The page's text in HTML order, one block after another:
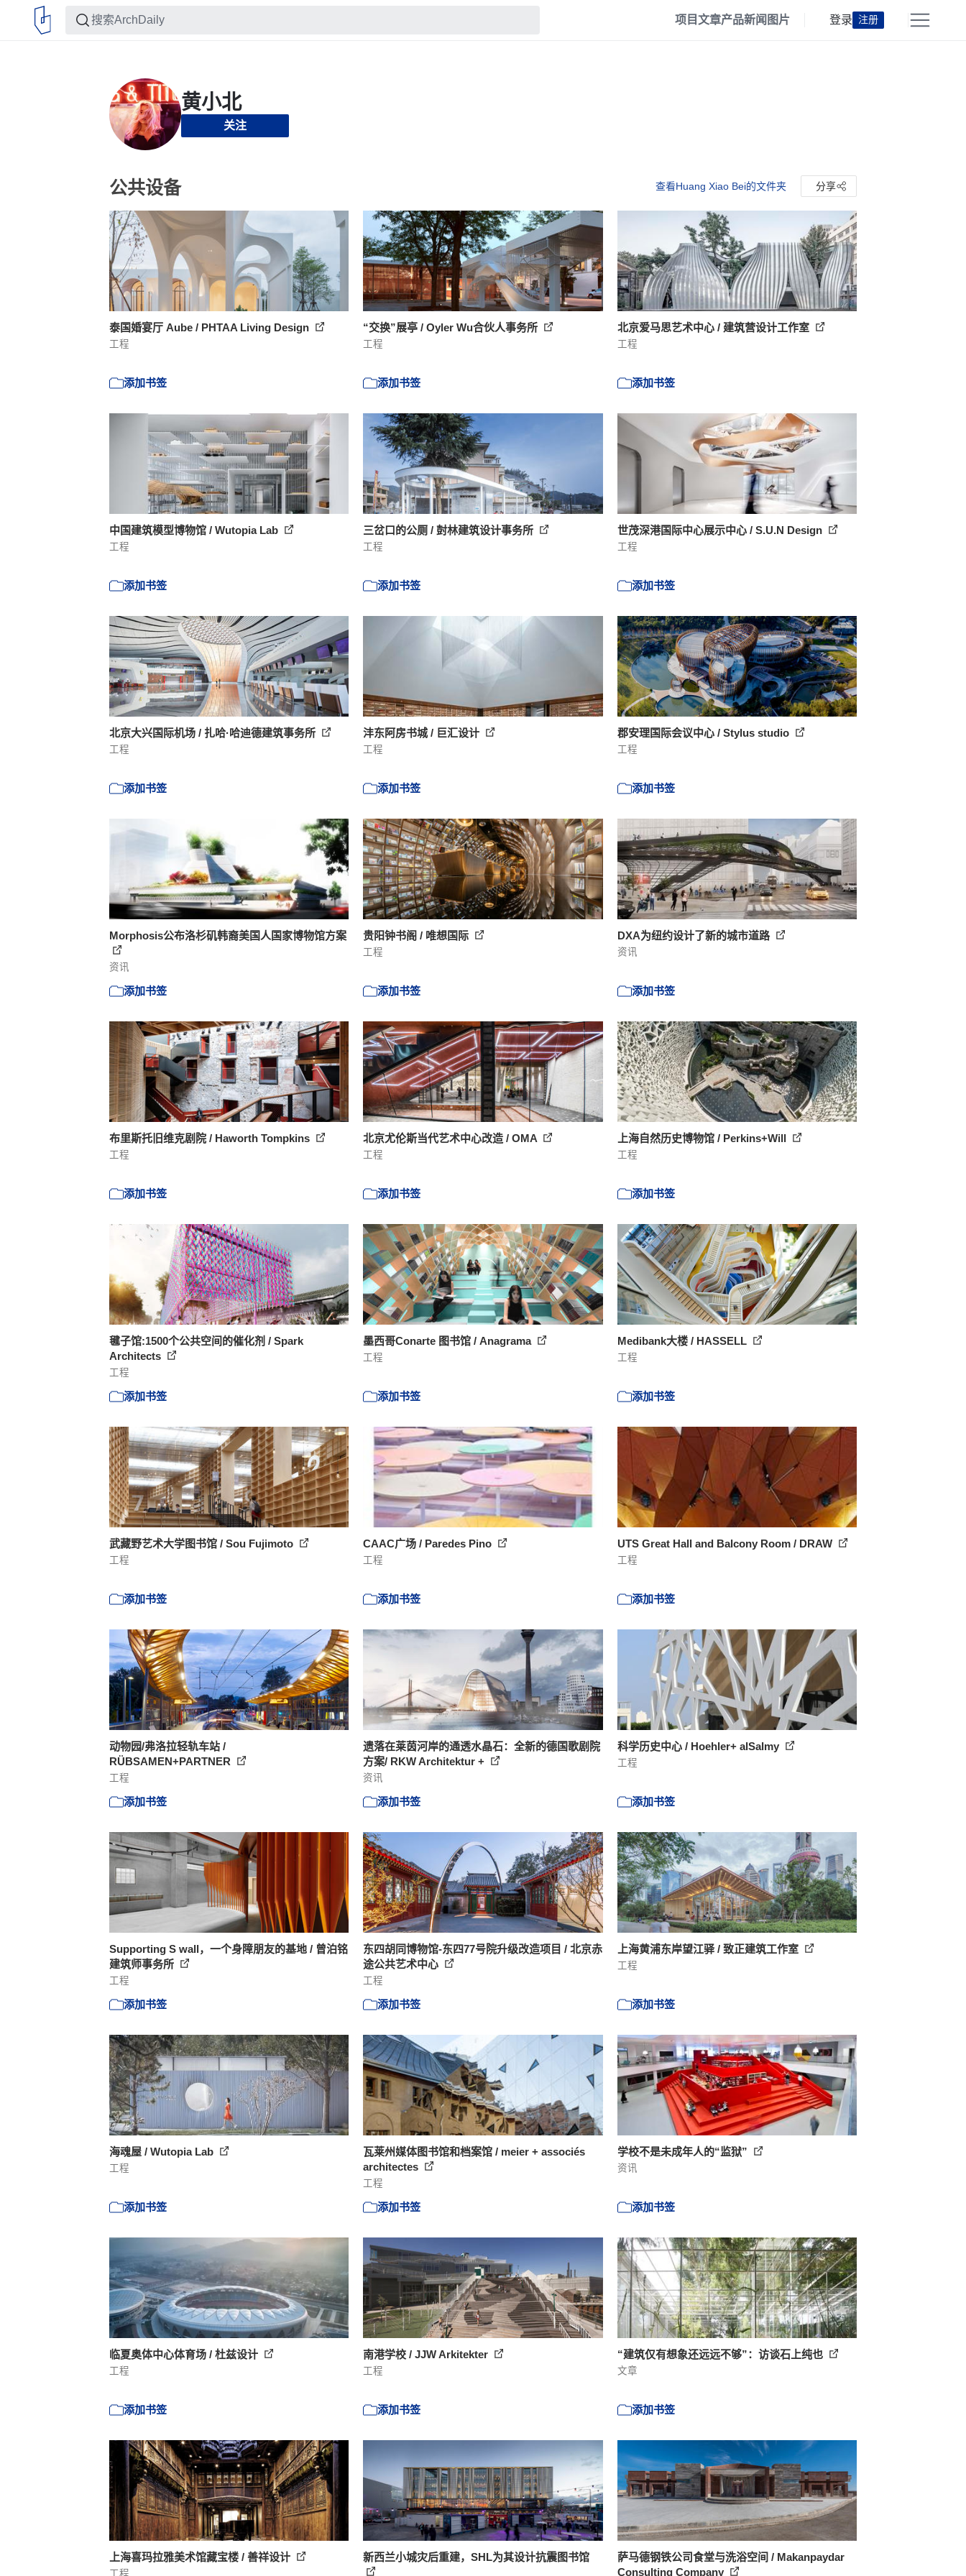
项目文章产品新闻 图片 登录 注册
关注
公共设备 查看Huang Xiao Bei的文件夹 分享
泰国婚宴厅 Aube / PHTAA Living Design
工程
添加书签
“交换”展亭 / Oyler Wu合伙人事务所
工程
添加书签
北京爱马思艺术中心 / 建筑营设计工作室
工程
添加书签
中国建筑模型博物馆 / Wutopia Lab
工程
添加书签
三岔口的公厕 / 尌林建筑设计事务所
工程
添加书签
世茂深港国际中心展示中心 / S.U.N Design
工程
添加书签
北京大兴国际机场 / 扎哈·哈迪德建筑事务所
工程
添加书签
沣东阿房书城 / 巨汇设计
工程
添加书签
郡安理国际会议中心 / Stylus studio
工程
添加书签
Morphosis公布洛杉矶韩裔美国人国家博物馆方案
资讯
添加书签
贵阳钟书阁 / 唯想国际
工程
添加书签
DXA为纽约设计了新的城市道路
资讯
添加书签
布里斯托旧维克剧院 / Haworth Tompkins
工程
添加书签
北京尤伦斯当代艺术中心改造 / OMA
工程
添加书签
上海自然历史博物馆 / Perkins+Will
工程
添加书签
毽子馆:1500个公共空间的催化剂 / Spark
Architects
工程
添加书签
墨西哥Conarte 图书馆 / Anagrama
工程
添加书签
Medibank大楼 / HASSELL
工程
添加书签
武藏野艺术大学图书馆 / Sou Fujimoto
工程
添加书签
CAAC广场 / Paredes Pino
工程
添加书签
UTS Great Hall and Balcony Room / DRAW
工程
添加书签
动物园/弗洛拉轻轨车站 /
RÜBSAMEN+PARTNER
工程
添加书签
遗落在莱茵河岸的通透水晶石：全新的德国歌剧院
方案/ RKW Architektur +
资讯
添加书签
科学历史中心 / Hoehler+ alSalmy
工程
添加书签
Supporting S wall，一个身障朋友的基地 / 曾泊铭
建筑师事务所
工程
添加书签
东四胡同博物馆-东四77号院升级改造项目 / 北京赤
途公共艺术中心
工程
添加书签
上海黄浦东岸望江驿 / 致正建筑工作室
工程
添加书签
海魂屋 / Wutopia Lab
工程
添加书签
瓦莱州媒体图书馆和档案馆 / meier + associés
architectes
工程
添加书签
学校不是未成年人的“监狱”
资讯
添加书签
临夏奥体中心体育场 / 杜兹设计
工程
添加书签
南港学校 / JJW Arkitekter
工程
添加书签
“建筑仅有想象还远远不够”：访谈石上纯也
文章
添加书签
上海喜玛拉雅美术馆藏宝楼 / 善祥设计
工程
新西兰小城灾后重建，SHL为其设计抗震图书馆
萨马德钢铁公司食堂与洗浴空间 / Makanpaydar
Consulting Company